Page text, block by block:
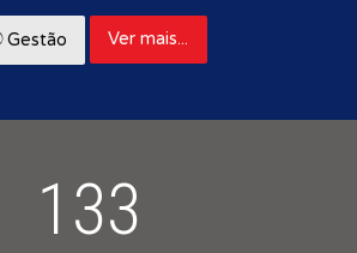
Gestão Ver mais...
133